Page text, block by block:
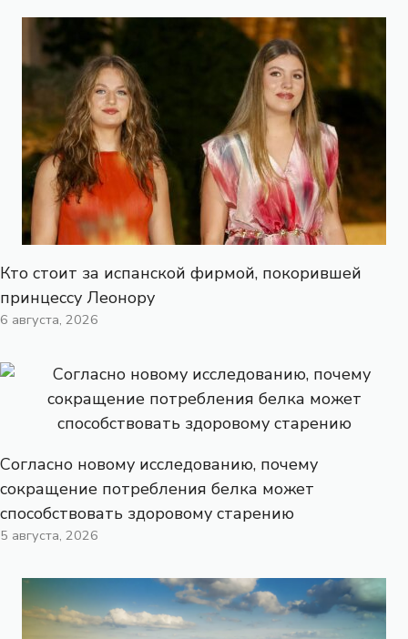
Кто стоит за испанской фирмой, покорившей
принцессу Леонору
6 августа, 2026
Согласно новому исследованию, почему
сокращение потребления белка может
способствовать здоровому старению
5 августа, 2026